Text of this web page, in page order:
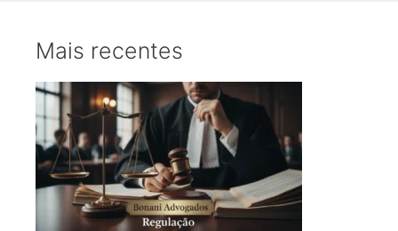
Mais recentes